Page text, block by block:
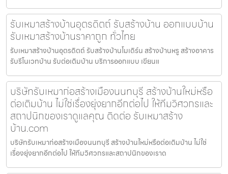
รับเหมาสร้างบ้านอุตรดิตถ์ รับสร้างบ้าน ออกแบบบ้าน
รับเหมาสร้างบ้านราคาถูก ทั่วไทย
รับเหมาสร้างบ้านอุตรดิตถ์ รับสร้างบ้านโมเดิร์น สร้างบ้านหรู สร้างอาคาร
รับรีโนเวทบ้าน รับต่อเติมบ้าน บริการออกแบบ เขียนแ
บริษัทรับเหมาก่อสร้างเมืองนนทบุรี สร้างบ้านใหม่หรือ
ต่อเติมบ้าน ไม่ใช่เรื่องยุ่งยากอีกต่อไป ให้ทีมวิศวกรและ
สถาปนิกของเราดูแลคุณ ติดต่อ รับเหมาสร้าง
บ้าน.com
บริษัทรับเหมาก่อสร้างเมืองนนทบุรี สร้างบ้านใหม่หรือต่อเติมบ้าน ไม่ใช่
เรื่องยุ่งยากอีกต่อไป ให้ทีมวิศวกรและสถาปนิกของเราด